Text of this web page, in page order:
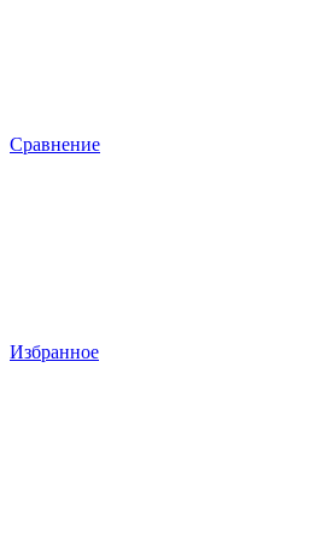
Сравнение
Избранное